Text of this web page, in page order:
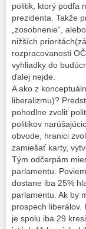
politik, ktorý podľa
prezidenta. Takže
„zosobnenie“,
nižších
rozpracovanosti
vyhliadky do
ďalej nejde.
A ako z
liberalizmu)?
pohodlne zvoliť
politikov
obvode, hranici
zamiešať karty,
Tým odčerpám
parlamentu.
dostane iba 25%
parlamentu. Ak by
prospech liberálov.
je spolu iba 29